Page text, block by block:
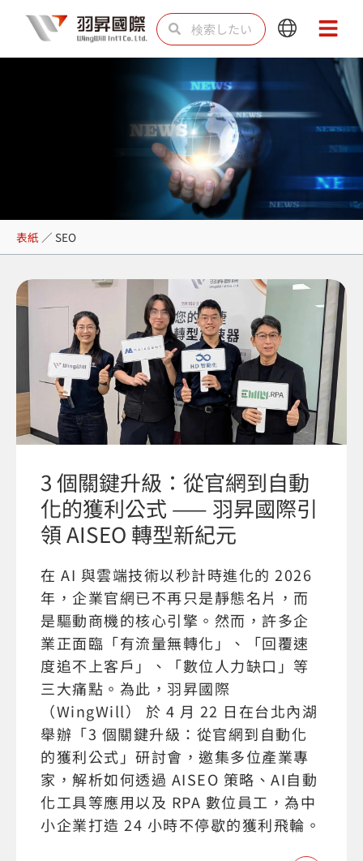
を
検
索 索
Main
Menu
Main
Menu
SEO
表紙 ／ SEO
3 個關鍵升級：從官網到自動
化的獲利公式 —— 羽昇國際引
領 AISEO 轉型新紀元
在 AI 與雲端技術以秒計時進化的 2026
年，企業官網已不再只是靜態名片，而
是驅動商機的核心引擎。然而，許多企
業正面臨「有流量無轉化」、「回覆速
度追不上客戶」、「數位人力缺口」等
三大痛點。為此，羽昇國際
（WingWill） 於 4 月 22 日在台北內湖
舉辦「3 個關鍵升級：從官網到自動化
的獲利公式」研討會，邀集多位產業專
家，解析如何透過 AISEO 策略、AI自動
化工具等應用以及 RPA 數位員工，為中
小企業打造 24 小時不停歇的獲利飛輪。